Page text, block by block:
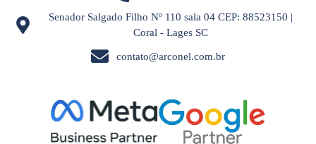
Senador Salgado Filho Nº 110 sala 04 CEP: 88523150 |
Coral - Lages SC
contato@arconel.com.br